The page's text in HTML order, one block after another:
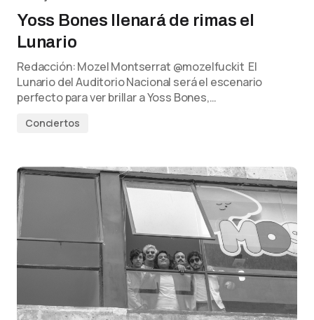
Yoss Bones llenará de rimas el
Lunario
Redacción: Mozel Montserrat @mozelfuckit El
Lunario del Auditorio Nacional será el escenario
perfecto para ver brillar a Yoss Bones,…
Conciertos